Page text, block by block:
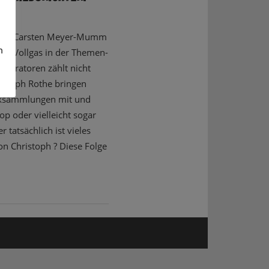
Carsten Meyer-Mumm
Vollgas in der Themen-
zählt nicht
Rothe bringen
mit und
oder vielleicht sogar
tatsächlich ist vieles
Christoph ? Diese Folge